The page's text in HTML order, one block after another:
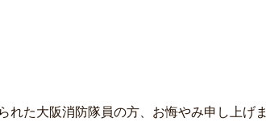
れた大阪消防隊員の方、お悔やみ申し上げま